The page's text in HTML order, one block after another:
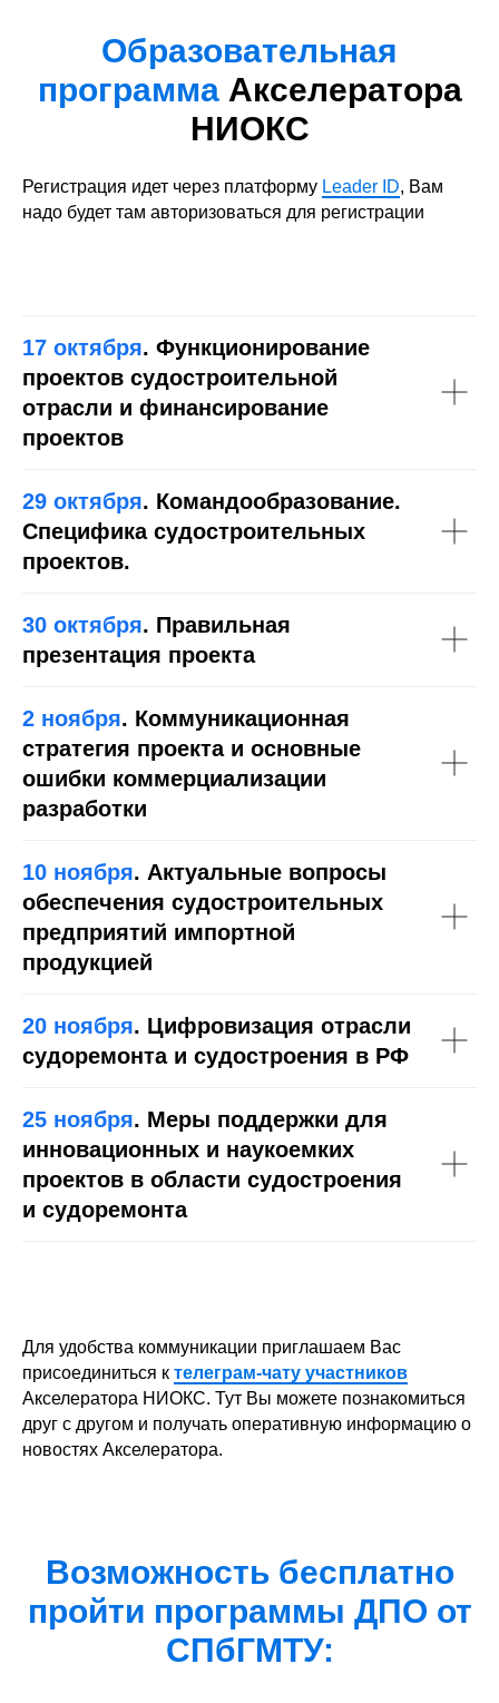
Образовательная
программа Акселератора
НИОКС
Регистрация идет через платформу Leader ID, Вам
надо будет там авторизоваться для регистрации
17 октября. Функционирование
проектов судостроительной
отрасли и финансирование
проектов
29 октября. Командообразование.
Специфика судостроительных
проектов.
30 октября. Правильная
презентация проекта
2 ноября. Коммуникационная
стратегия проекта и основные
ошибки коммерциализации
разработки
10 ноября. Актуальные вопросы
обеспечения судостроительных
предприятий импортной
продукцией
20 ноября. Цифровизация отрасли
судоремонта и судостроения в РФ
25 ноября. Меры поддержки для
инновационных и наукоемких
проектов в области судостроения
и судоремонта
Для удобства коммуникации приглашаем Вас
присоединиться к телеграм-чату участников
Акселератора НИОКС. Тут Вы можете познакомиться
друг с другом и получать оперативную информацию о
новостях Акселератора.
Возможность бесплатно
пройти программы ДПО от
СПбГМТУ: